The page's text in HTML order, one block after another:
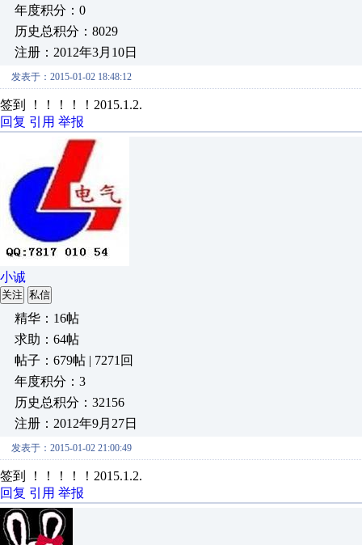
年度积分：0
历史总积分：8029
注册：2012年3月10日
发表于：2015-01-02 18:48:12
签到 ！！！！！2015.1.2.
回复 引用 举报
小诚
关注 私信
精华：16帖
求助：64帖
帖子：679帖 | 7271回
年度积分：3
历史总积分：32156
注册：2012年9月27日
发表于：2015-01-02 21:00:49
签到 ！！！！！2015.1.2.
回复 引用 举报